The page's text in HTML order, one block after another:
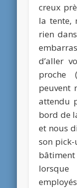
creux
la tente,
rien
d’aller
proche
peuvent
attendu
bord de
et nous
son